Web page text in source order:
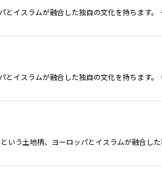
とイスラムが融合した独自の文化を持ちます。
とイスラムが融合した独自の文化を持ちます。
いう土地柄、ヨーロッパとイスラムが融合し